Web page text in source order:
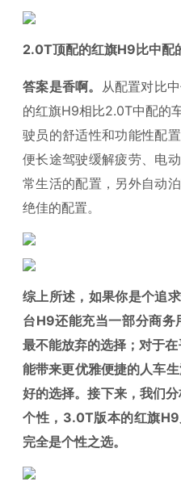
2.0T顶配的红旗H9比中配
答案是香啊。 从配置对比
的红旗H9相比2.0T中配的
驶员的舒适性和功能性配
便长途驾驶缓解疲劳、电
常生活的配置，另外自动
绝佳的配置。
综上所述，如果你是个追
台H9还能充当一部分商
最不能放弃的选择；对于
能带来更优雅便捷的人车
好的选择。接下来，我们
个性，3.0T版本的红旗H9
完全是个性之选。